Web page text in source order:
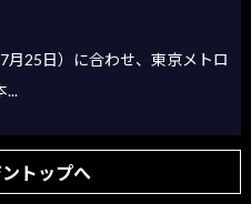
25日）に合わせ、東京メトロ
...
トップへ